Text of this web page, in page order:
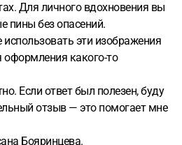
Для личного вдохновения вы
пины без опасений.
использовать эти изображения
оформления какого-то
Если ответ был полезен, буду
отзыв — это помогает мне
Бояринцева.